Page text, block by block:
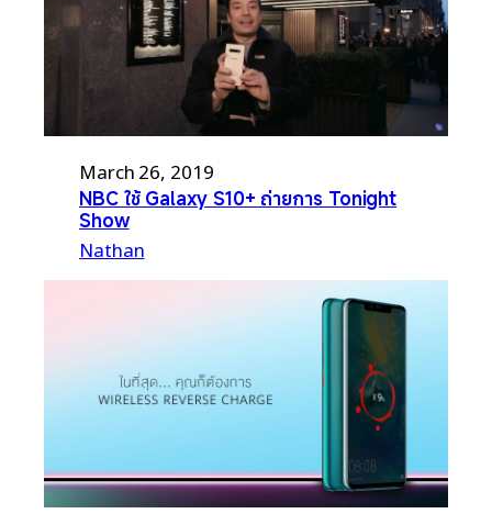
March 26, 2019
NBC ใช้ Galaxy S10+ ถ่ายการ Tonight
Show
Nathan